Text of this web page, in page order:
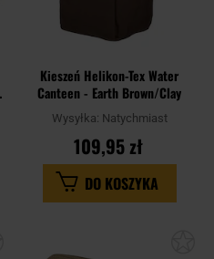
Kieszeń Helikon-Tex Water
Canteen - Earth Brown/Clay
Wysyłka: Natychmiast
109,95 zł
DO KOSZYKA